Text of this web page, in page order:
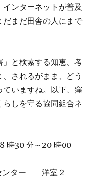
ンターネットが普及
だまだ田舎の人にまで
」と検索する知恵、考
されるがまま、どう
ていますね。以下、窪
しを守る協同組合ネ
時30 分～20 時00
ンター 洋室２